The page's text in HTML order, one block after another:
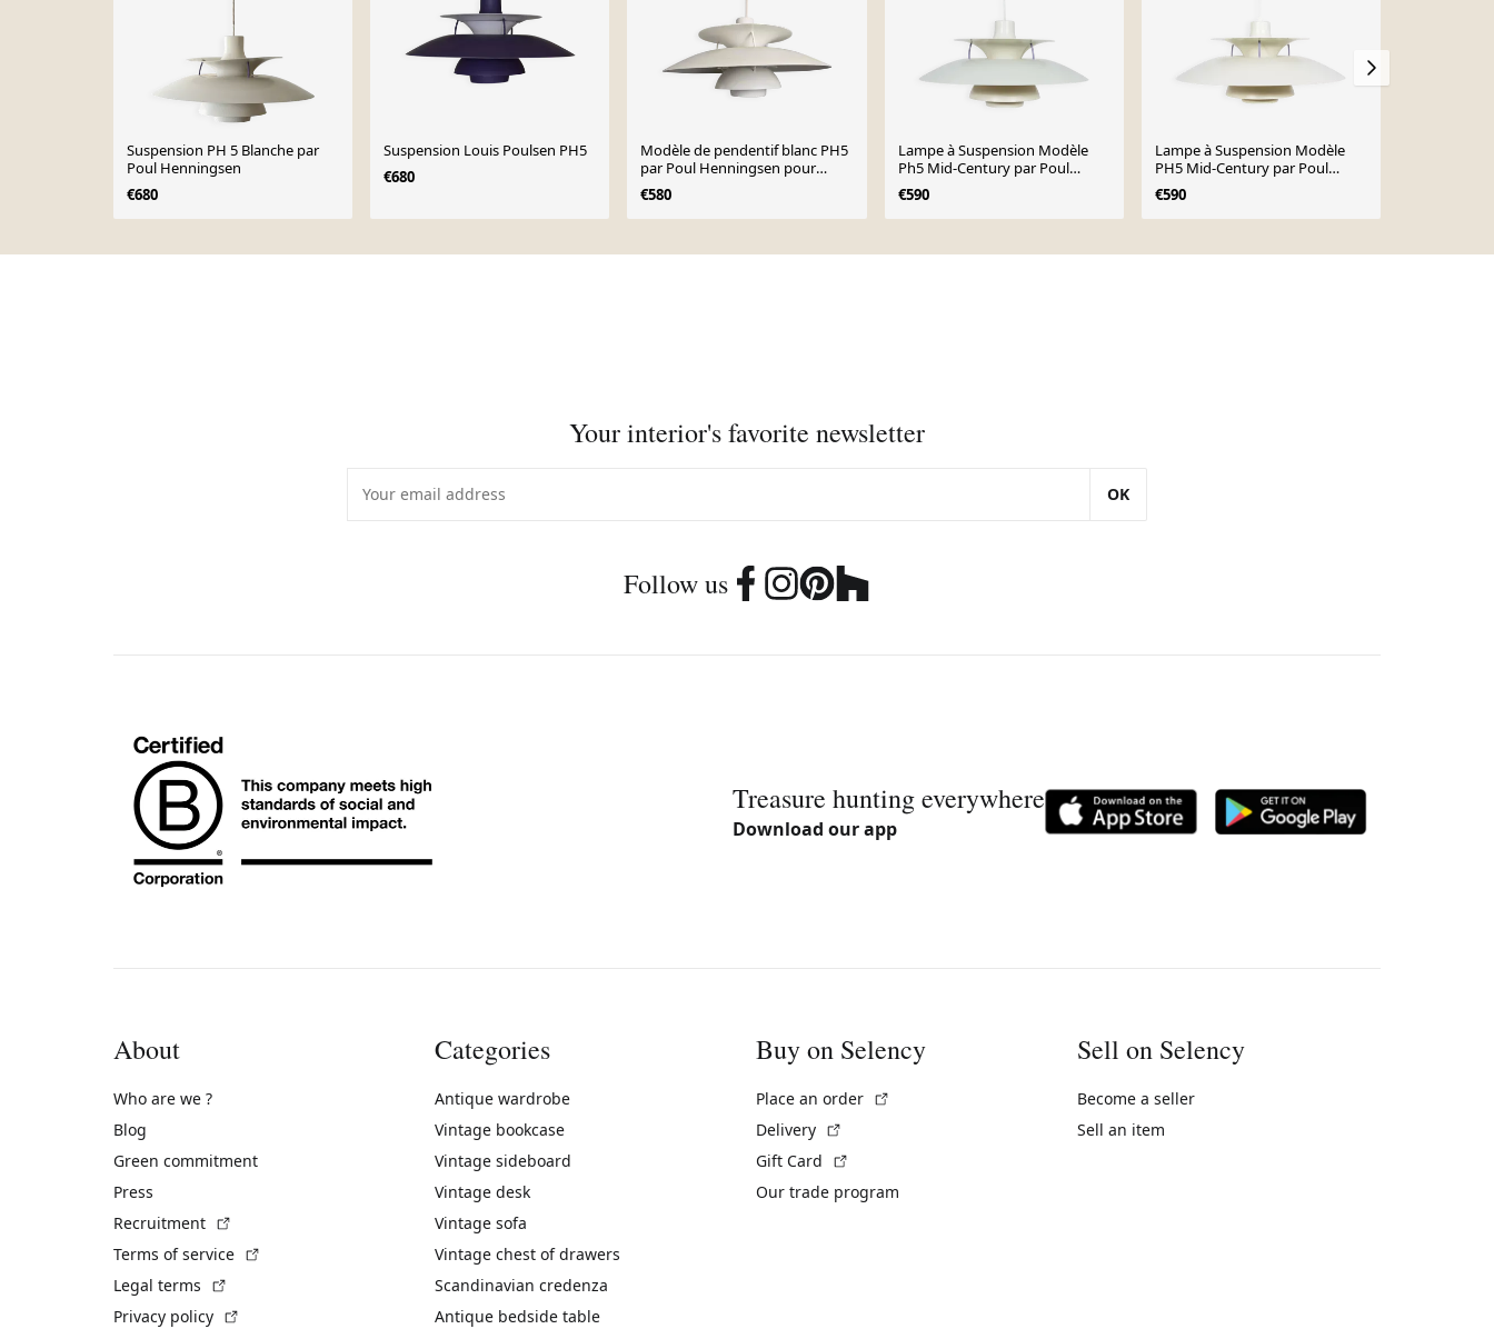
Suspension PH 5 Blanche par
Poul Henningsen
€680
Suspension Louis Poulsen PH5
€680
Modèle de pendentif blanc PH5
par Poul Henningsen pour
Louis Poulsen, Danemark 1960
€580
Lampe à Suspension Modèle
Ph5 Mid-Century par Poul
Henningsen pour Louis
Poulsen.
€590
Lampe à Suspension Modèle
PH5 Mid-Century par Poul
Henningsen pour Louis
Poulsen, Danemark, 1960s
€590
Your interior's favorite newsletter
OK
Follow us
Treasure hunting everywhere
Download our app
About
Who are we ?
Blog
Green commitment
Press
Recruitment
Terms of service
Legal terms
Privacy policy
Categories
Antique wardrobe
Vintage bookcase
Vintage sideboard
Vintage desk
Vintage sofa
Vintage chest of drawers
Scandinavian credenza
Antique bedside table
Buy on Selency
Place an order
Delivery
Gift Card
Our trade program
Sell on Selency
Become a seller
Sell an item